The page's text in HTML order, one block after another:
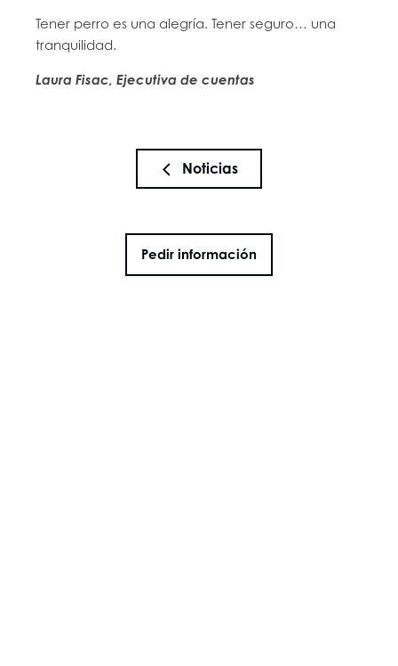
Tener perro es una alegría. Tener seguro… una
tranquilidad.
Laura Fisac, Ejecutiva de cuentas
Noticias
Pedir información